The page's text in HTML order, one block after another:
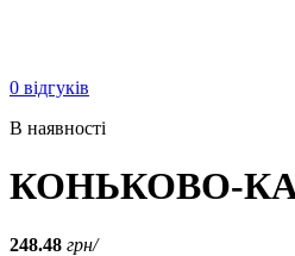
0 відгуків
В наявності
КОНЬКОВО-
248.48 грн/